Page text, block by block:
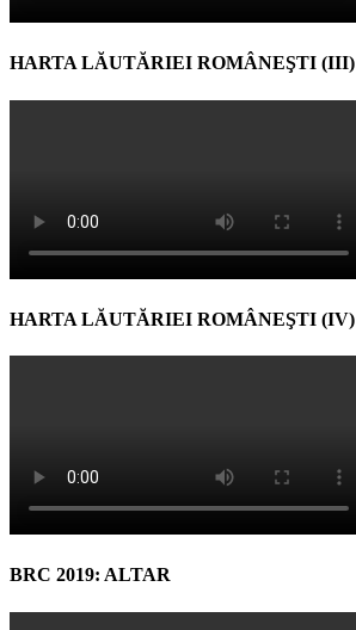
HARTA LĂUTĂRIEI ROMÂNEŞTI (III)
HARTA LĂUTĂRIEI ROMÂNEŞTI (IV)
BRC 2019: ALTAR